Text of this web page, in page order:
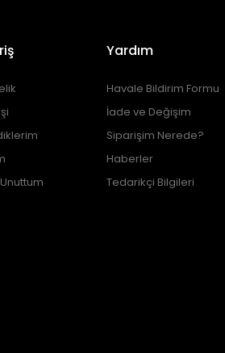
Yardım
Havale Bildirim Formu
İade ve Değişim
Siparişim Nerede?
Haberler
Tedarikçi Bilgileri